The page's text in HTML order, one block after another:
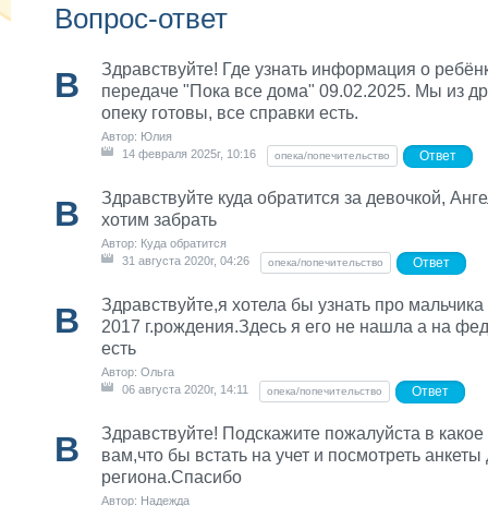
Вопрос-ответ
В
Здравствуйте! Где узнать информация о
передаче "Пока все дома" 09.02.2025. Мы из
опеку готовы, все справки есть.
Автор: Юлия
14 февраля 2025г, 10:16
опека/попечительство Ответ
В
Здравствуйте куда обратится за девочкой,
хотим забрать
Автор: Куда обратится
31 августа 2020г, 04:26
опека/попечительство Ответ
В
Здравствуйте,я хотела бы узнать про
2017 г.рождения.Здесь я его не нашла а на
есть
Автор: Ольга
06 августа 2020г, 14:11
опека/попечительство Ответ
В
Здравствуйте! Подскажите пожалуйста в
вам,что бы встать на учет и посмотреть
региона.Спасибо
Автор: Надежда